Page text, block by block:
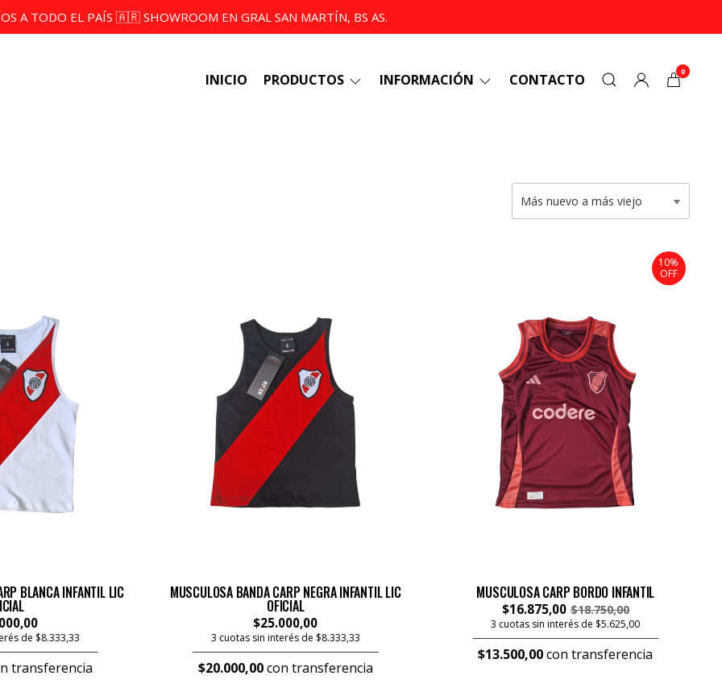
A TODO EL PAÍS 🇦🇷 SHOWROOM EN GRAL SAN MARTÍN, BS AS.
INICIO PRODUCTOS INFORMACIÓN CONTACTO 0
BLANCA INFANTIL LIC
de $8.333,33
transferencia
MUSCULOSA BANDA CARP NEGRA INFANTIL LIC
OFICIAL
$25.000,00
3 cuotas sin interés de $8.333,33
$20.000,00con transferencia
10%
OFF
MUSCULOSA CARP BORDO INFANTIL
$16.875,00 $18.750,00
3 cuotas sin interés de $5.625,00
$13.500,00con transferencia